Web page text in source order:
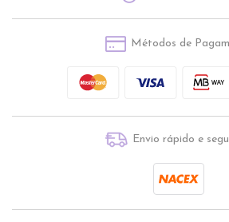
Métodos de
Envio rápido e